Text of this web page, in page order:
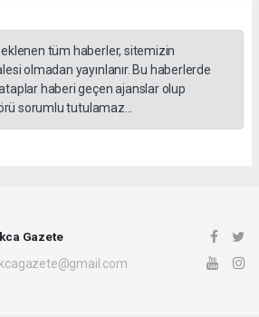
eklenen tüm haberler, sitemizin
olmadan yayınlanır. Bu haberlerde
haberi geçen ajanslar olup
sorumlu tutulamaz...
Gazete